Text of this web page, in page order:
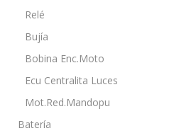
Relé
Bujía
Bobina Enc.Moto
Ecu Centralita Luces
Mot.Red.Mandopu
Batería